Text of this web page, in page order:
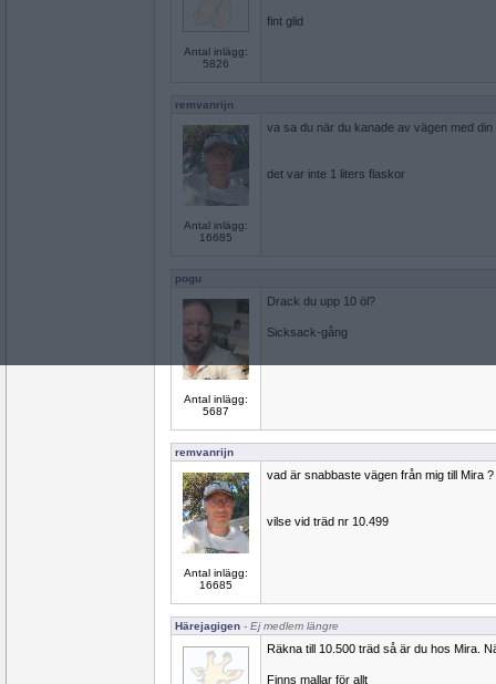
Antal inlägg:
5826
fint glid
remvanrijn
Antal inlägg:
16685
va sa du när du kanade av vägen med din
det var inte 1 liters flaskor
pogu
Antal inlägg:
5687
Drack du upp 10 öl?
Sicksack-gång
remvanrijn
Antal inlägg:
16685
vad är snabbaste vägen från mig till Mira ?
vilse vid träd nr 10.499
Härejagigen - Ej medlem längre
Räkna till 10.500 träd så är du hos Mira.
Finns mallar för allt